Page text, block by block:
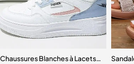
Chaussures Blanches à Lacets pour